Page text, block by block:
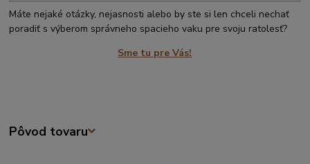
Máte nejaké otázky, nejasnosti alebo by ste si len chceli nechať
poradiť s výberom správneho spacieho vaku pre svoju ratolesť?
Sme tu pre Vás!
Pôvod tovaru